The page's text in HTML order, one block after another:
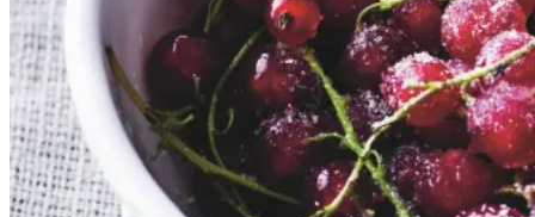
Dessert
Dansk mad
Sommermad
De rødlige bær er en sand
sommerklassiker. De har en frisk
og syrlig smag, som når de koges